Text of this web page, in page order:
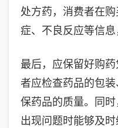
处方药，消费者在
症、不良反应等信息
最后，应保留好购
者应检查药品的包
保药品的质量。同
出现问题时能够及时